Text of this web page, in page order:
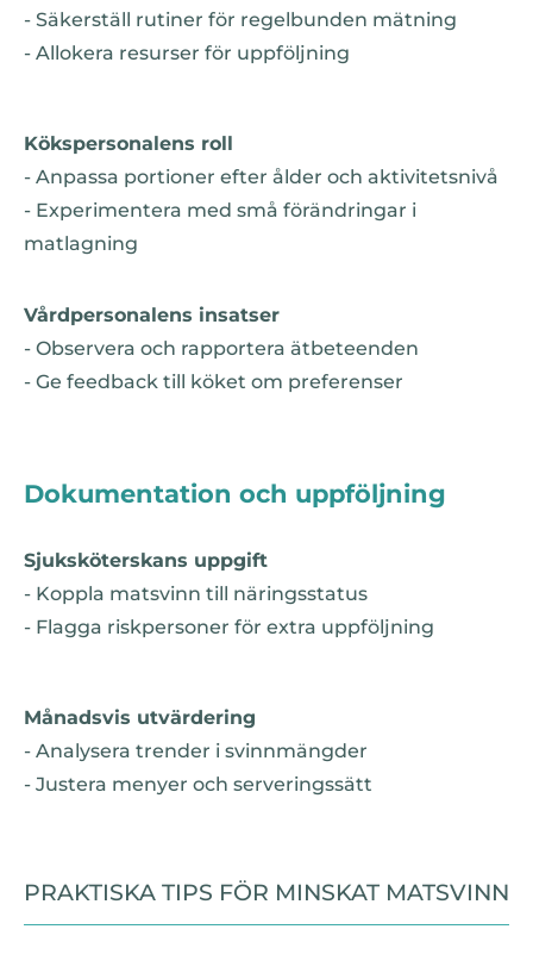
- Säkerställ rutiner för regelbunden mätning
- Allokera resurser för uppföljning
Kökspersonalens roll
- Anpassa portioner efter ålder och aktivitetsnivå
- Experimentera med små förändringar i
matlagning
Vårdpersonalens insatser
- Observera och rapportera ätbeteenden
- Ge feedback till köket om preferenser
Dokumentation och uppföljning
Sjuksköterskans uppgift
- Koppla matsvinn till näringsstatus
- Flagga riskpersoner för extra uppföljning
Månadsvis utvärdering
- Analysera trender i svinnmängder
- Justera menyer och serveringssätt
PRAKTISKA TIPS FÖR MINSKAT MATSVINN